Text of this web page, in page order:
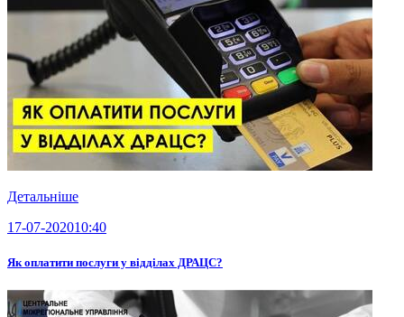
Детальніше
17-07-202010:40
Як оплатити послуги у відділах ДРАЦС?